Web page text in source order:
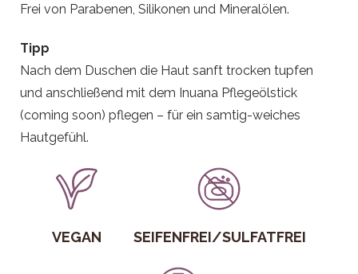
Frei von Parabenen, Silikonen und Mineralölen.
Tipp
Nach dem Duschen die Haut sanft trocken tupfen
und anschließend mit dem Inuana Pflegeölstick
(coming soon) pflegen – für ein samtig-weiches
Hautgefühl.
VEGAN SEIFENFREI/SULFATFREI